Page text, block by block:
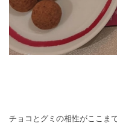
チョコとグミの相性がここま